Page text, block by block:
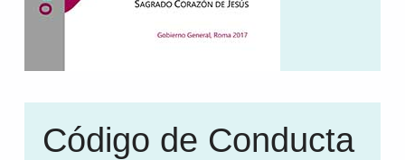
Código de Conducta